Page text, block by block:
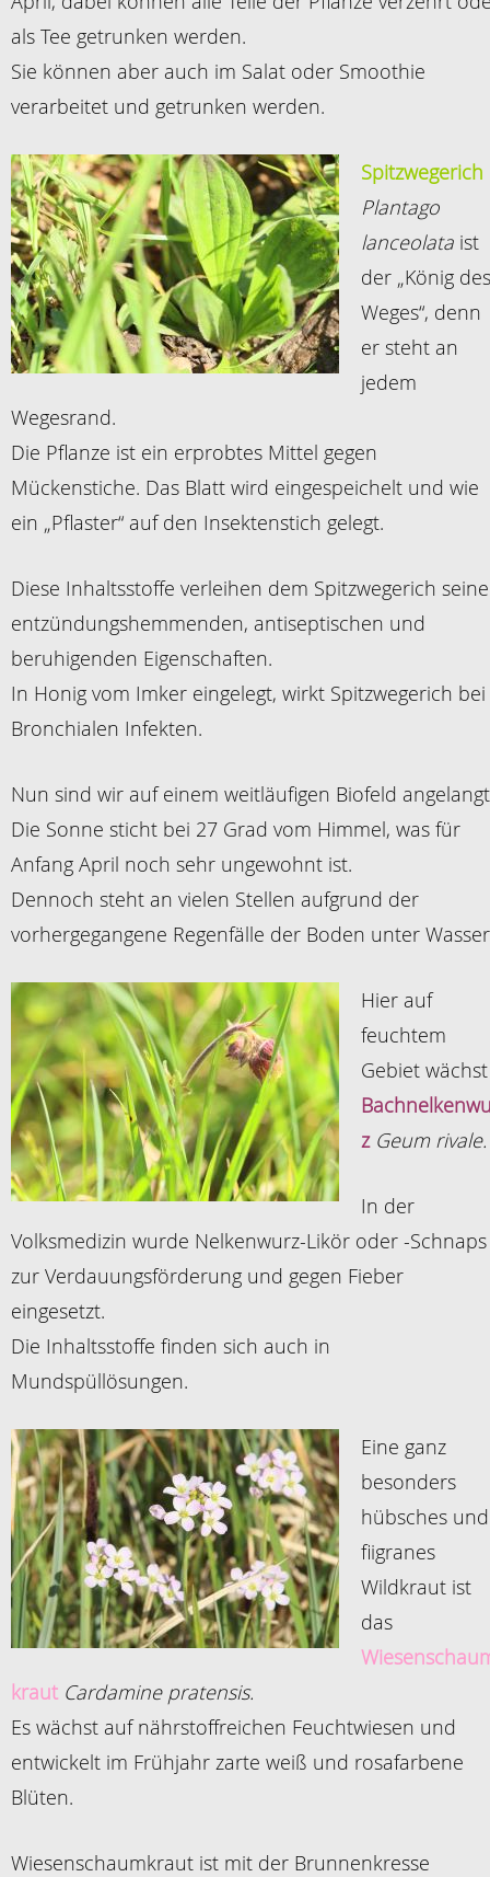
als Tee getrunken werden.
Sie können aber auch im Salat oder Smoothie
verarbeitet und getrunken werden.
Spitzwegerich
Plantago
lanceolata ist
der „König des
Weges“, denn
er steht an
jedem
Wegesrand.
Die Pflanze ist ein erprobtes Mittel gegen
Mückenstiche. Das Blatt wird eingespeichelt und wie
ein „Pflaster“ auf den Insektenstich gelegt.
Diese Inhaltsstoffe verleihen dem Spitzwegerich seine
entzündungshemmenden, antiseptischen und
beruhigenden Eigenschaften.
In Honig vom Imker eingelegt, wirkt Spitzwegerich bei
Bronchialen Infekten.
Nun sind wir auf einem weitläufigen Biofeld
Die Sonne sticht bei 27 Grad vom Himmel, was für
Anfang April noch sehr ungewohnt ist.
Dennoch steht an vielen Stellen aufgrund der
vorhergegangene Regenfälle der Boden unter
Hier auf
feuchtem
Gebiet wächst
z Geum rivale.
In der
Volksmedizin wurde Nelkenwurz-Likör oder -Schnaps
zur Verdauungsförderung und gegen Fieber
eingesetzt.
Die Inhaltsstoffe finden sich auch in
Mundspüllösungen.
Eine ganz
besonders
hübsches und
fiigranes
Wildkraut ist
das
kraut Cardamine pratensis.
Es wächst auf nährstoffreichen Feuchtwiesen und
entwickelt im Frühjahr zarte weiß und rosafarbene
Blüten.
Wiesenschaumkraut ist mit der Brunnenkresse